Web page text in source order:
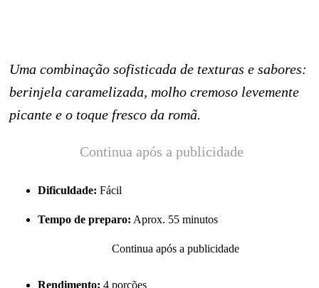
Uma combinação sofisticada de texturas e sabores:
berinjela caramelizada, molho cremoso levemente
picante e o toque fresco da romã.
Continua após a publicidade
Dificuldade: Fácil
Tempo de preparo: Aprox. 55 minutos
Continua após a publicidade
Rendimento: 4 porções